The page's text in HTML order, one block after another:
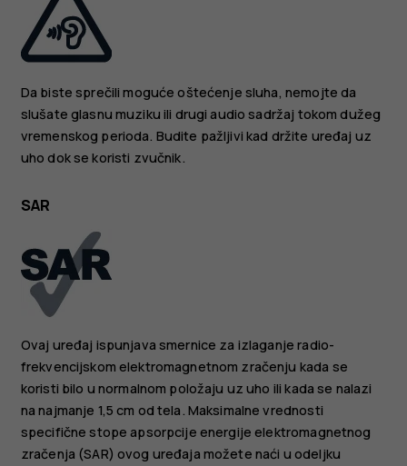
Da biste sprečili moguće oštećenje sluha, nemojte da
slušate glasnu muziku ili drugi audio sadržaj tokom dužeg
vremenskog perioda. Budite pažljivi kad držite uređaj uz
uho dok se koristi zvučnik.
SAR
Ovaj uređaj ispunjava smernice za izlaganje radio-
frekvencijskom elektromagnetnom zračenju kada se
koristi bilo u normalnom položaju uz uho ili kada se nalazi
na najmanje 1,5 cm od tela. Maksimalne vrednosti
specifične stope apsorpcije energije elektromagnetnog
zračenja (SAR) ovog uređaja možete naći u odeljku